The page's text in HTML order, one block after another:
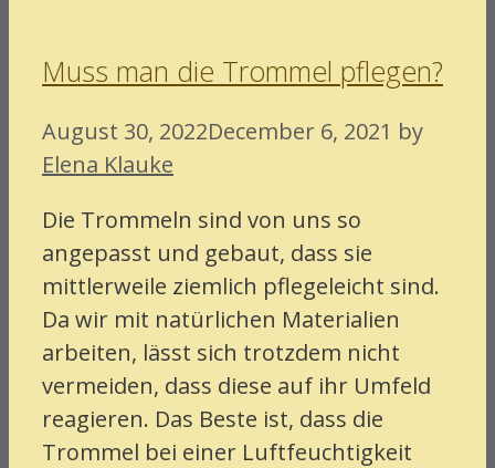
Muss man die Trommel pflegen?
August 30, 2022December 6, 2021 by
Elena Klauke
Die Trommeln sind von uns so
angepasst und gebaut, dass sie
mittlerweile ziemlich pflegeleicht sind.
Da wir mit natürlichen Materialien
arbeiten, lässt sich trotzdem nicht
vermeiden, dass diese auf ihr Umfeld
reagieren. Das Beste ist, dass die
Trommel bei einer Luftfeuchtigkeit